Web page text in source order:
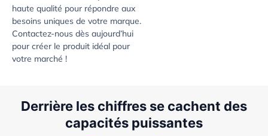
haute qualité pour répondre aux
besoins uniques de votre marque.
Contactez-nous dès aujourd’hui
pour créer le produit idéal pour
votre marché !
Derrière les chiffres se cachent des
capacités puissantes